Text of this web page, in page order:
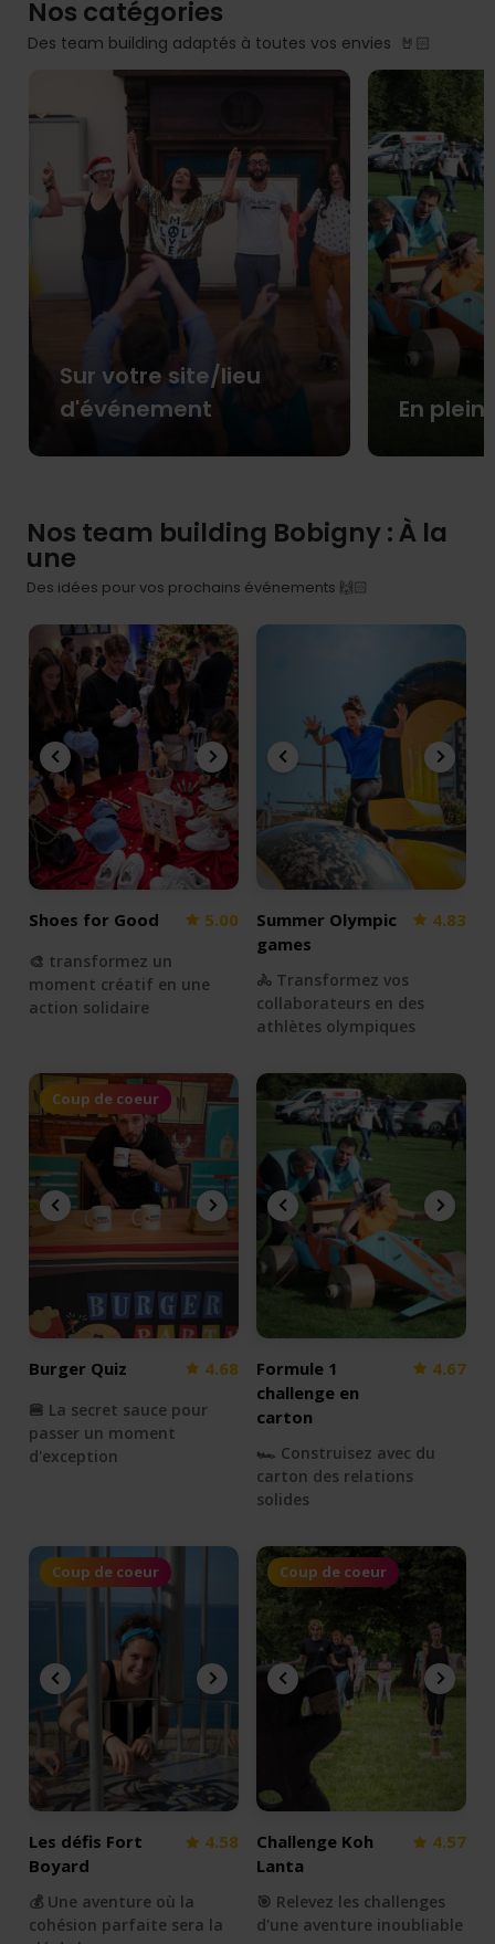
Nos catégories
Des team building adaptés à toutes vos envies 🤘🏻
Sur votre site/lieu
d'événement
En plein
Nos team building Bobigny : À la
une
Des idées pour vos prochains événements 🙌🏻
Shoes for Good 5.00
🎨 transformez un
moment créatif en une
action solidaire
Summer Olympic
games
4.83
🚴 Transformez vos
collaborateurs en des
athlètes olympiques
Coup de coeur
Burger Quiz 4.68
🍔 La secret sauce pour
passer un moment
d'exception
Formule 1
challenge en
carton
4.67
🏎 Construisez avec du
carton des relations
solides
Coup de coeur
Les défis Fort
Boyard
4.58
💰 Une aventure où la
cohésion parfaite sera la
Coup de coeur
Challenge Koh
Lanta
4.57
🎯 Relevez les challenges
d'une aventure inoubliable